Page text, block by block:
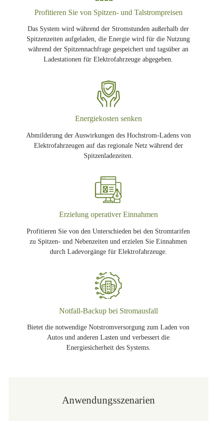
Profitieren Sie von Spitzen- und Talstrompreisen
Das System wird während der Stromstunden außerhalb der
Spitzenzeiten aufgeladen, die Energie wird für die Nutzung
während der Spitzennachfrage gespeichert und tagsüber an
Ladestationen für Elektrofahrzeuge abgegeben.
Energiekosten senken
Abmilderung der Auswirkungen des Hochstrom-Ladens von
Elektrofahrzeugen auf das regionale Netz während der
Spitzenladezeiten.
Erzielung operativer Einnahmen
Profitieren Sie von den Unterschieden bei den Stromtarifen
zu Spitzen- und Nebenzeiten und erzielen Sie Einnahmen
durch Ladevorgänge für Elektrofahrzeuge.
Notfall-Backup bei Stromausfall
Bietet die notwendige Notstromversorgung zum Laden von
Autos und anderen Lasten und verbessert die
Energiesicherheit des Systems.
Anwendungsszenarien